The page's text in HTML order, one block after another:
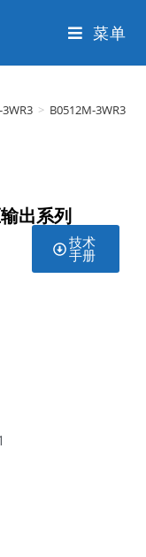
菜单
> B0512M-3WR3
出系列
技术
手册